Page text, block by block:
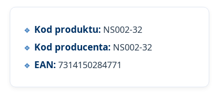
Kod produktu: NS002-32
Kod producenta: NS002-32
EAN: 7314150284771